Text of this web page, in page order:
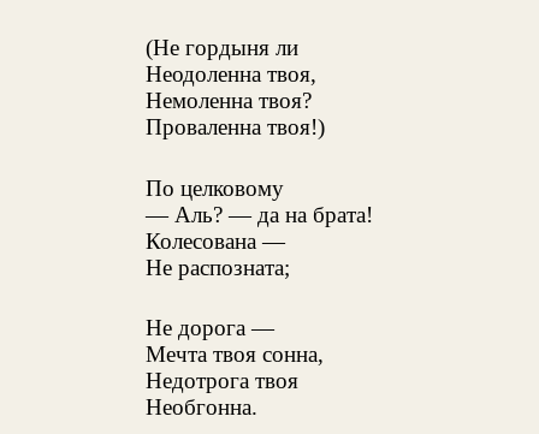
(Не гордыня ли
Неодоленна твоя,
Немоленна твоя?
Проваленна твоя!)
По целковому
— Аль? — да на брата!
Колесована —
Не распозната;
Не дорога —
Мечта твоя сонна,
Недотрога твоя
Необгонна.